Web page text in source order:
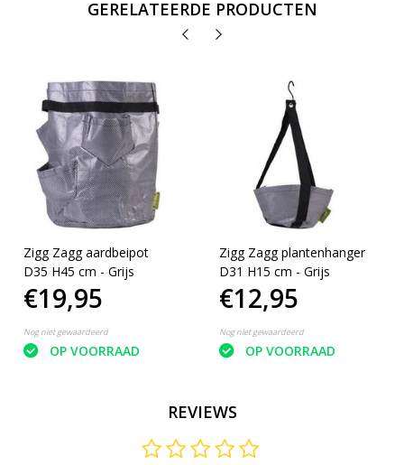
GERELATEERDE PRODUCTEN
Zigg Zagg aardbeipot
D35 H45 cm - Grijs
€19,95
Nog niet gewaardeerd
OP VOORRAAD
Zigg Zagg plantenhanger
D31 H15 cm - Grijs
€12,95
Nog niet gewaardeerd
OP VOORRAAD
REVIEWS